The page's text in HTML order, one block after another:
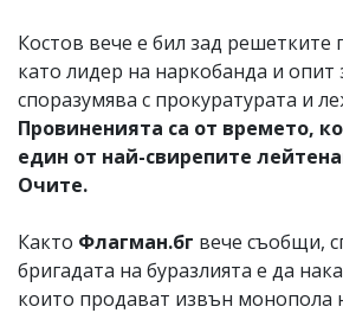
Костов вече е бил зад решетките
като лидер на наркобанда и опит
споразумява с прокуратурата и
Провиненията са от времето,
един от най-свирепите
Очите.
Както Флагман.бг вече съобщи,
бригадата на буразлията е да
които продават извън монопола